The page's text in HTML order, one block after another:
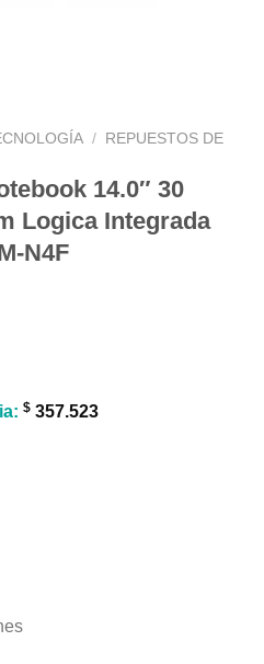
/
REPUESTOS DE
14.0″ 30
Logica Integrada
N4F
$ 357.523